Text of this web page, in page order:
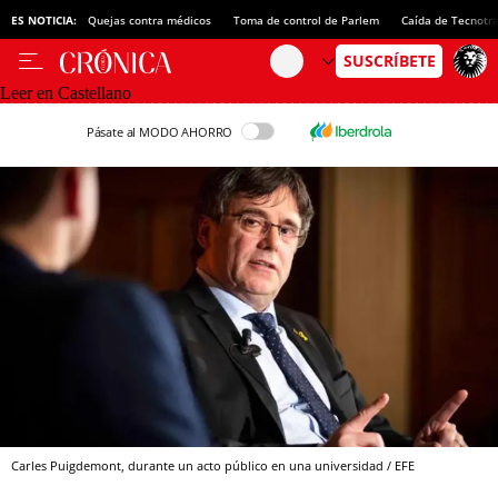
ES NOTICIA: Quejas contra médicos Toma de control de Parlem Caída de
Leer en Castellano
Pásate al MODO AHORRO
Carles Puigdemont, durante un acto público en una universidad / EFE